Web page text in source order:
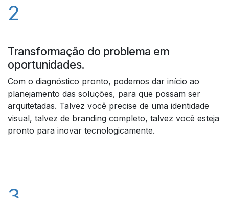
2
Transformação do problema em
oportunidades.
Com o diagnóstico pronto, podemos dar início ao
planejamento das soluções, para que possam ser
arquitetadas. Talvez você precise de uma identidade
visual, talvez de branding completo, talvez você esteja
pronto para inovar tecnologicamente.